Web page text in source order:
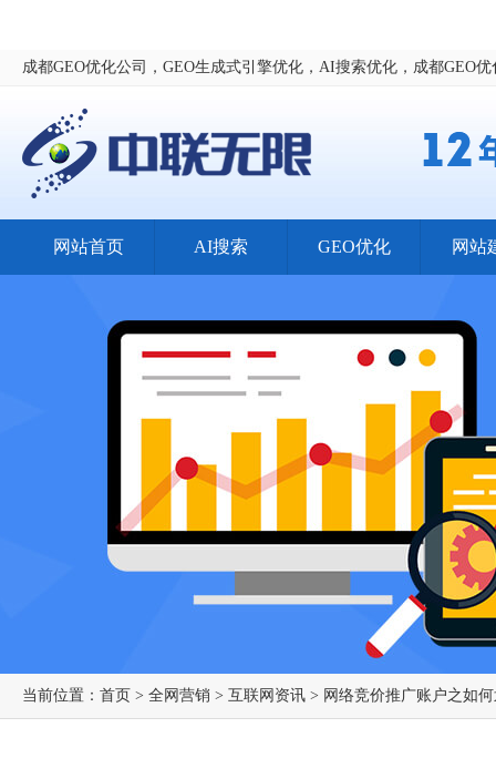
成都GEO优化公司，GEO生成式引擎优化，AI搜索优化，成都GEO
网站首页 AI搜索 GEO优化 网站
当前位置： 首页 > 全网营销 > 互联网资讯 > 网络竞价推广账户之如